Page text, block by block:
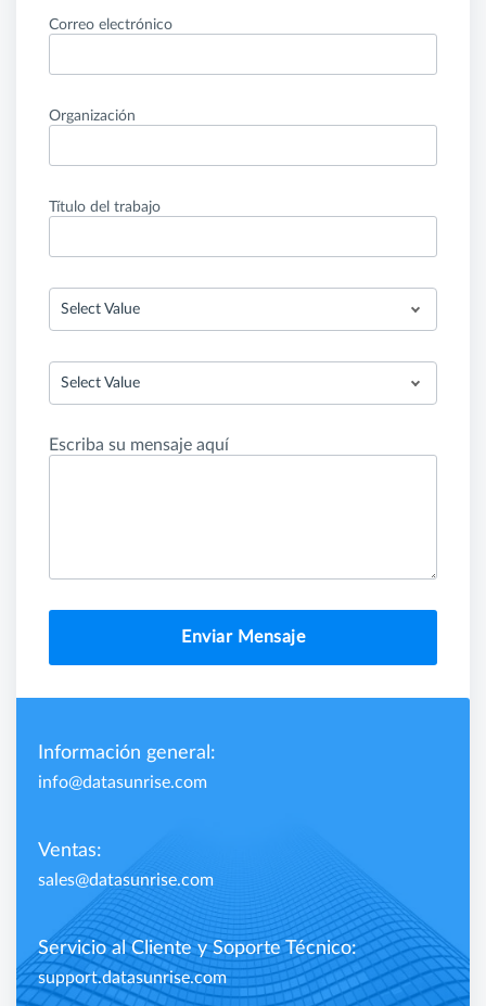
Correo electrónico
Organización
Título del trabajo
Select Value
Select Value
Escriba su mensaje aquí
Enviar Mensaje
Información general:
info@datasunrise.com
Ventas:
sales@datasunrise.com
Servicio al Cliente y Soporte Técnico:
support.datasunrise.com